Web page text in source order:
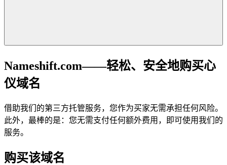
Nameshift.com——轻松、安全地购买心
仪域名
借助我们的第三方托管服务，您作为买家无需承担任何风险。
此外，最棒的是：您无需支付任何额外费用，即可使用我们的
服务。
购买该域名